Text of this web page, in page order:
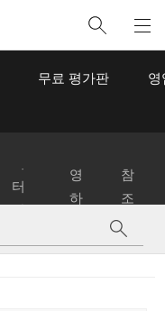
무료 평가판 영
터
관
영
하
참
조